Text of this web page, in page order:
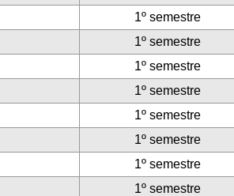
1º semestre
1º semestre
1º semestre
1º semestre
1º semestre
1º semestre
1º semestre
1º semestre